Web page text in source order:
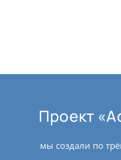
Проект
мы создали по